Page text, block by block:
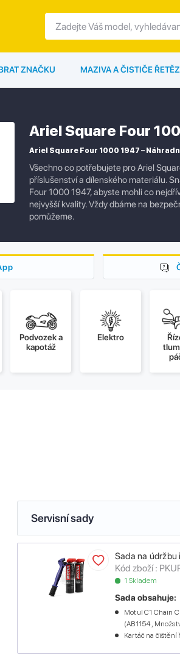
ZNAČKU MAZIVA A ČISTIČE
Ariel Square Four
Ariel Square Four 1000 1947 –
Všechno co potřebujete pro Ariel
příslušenství a dílenského materiálu.
Four 1000 1947, abyste mohli co
nejvyšší kvality. Vždy dbáme na
pomůžeme.
Podvozek a
kapotáž
Elektro
Servisní sady
Sada na údržbu
Kód zboží :
1 Skladem
Sada obsahuje:
Motul C1 Chain
(AB1154 ,
Kartáč na čištění